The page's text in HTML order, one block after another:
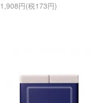
1,908円(税173円)